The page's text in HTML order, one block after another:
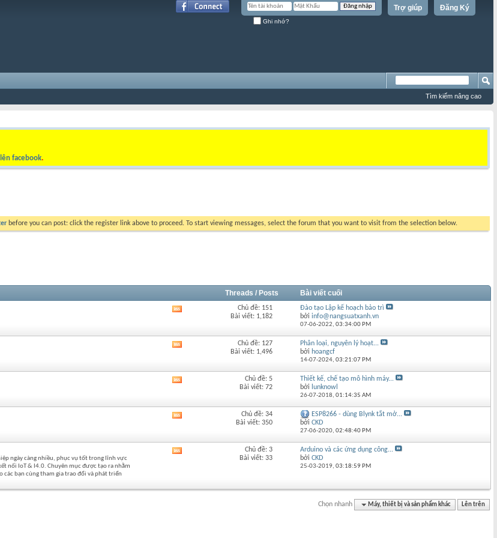
Đăng Ký
Trợ giúp
Ghi nhớ?
Tìm kiếm nâng cao
facebook.
before you can post: click the register link above to proceed. To start viewing messages, select the forum that you want to visit from the selection below.
Threads / Posts Bài viết cuối
diễn
Chủ đề: 151
Bài viết: 1,182
Đào tạo Lập kế hoạch bảo trì
bởiinfo@nangsuatxanh.vn
07-06-2022,03:34:00 PM
diễn
Chủ đề: 127
Bài viết: 1,496
Phân loại, nguyên lý hoạt...
bởi hoangcf
14-07-2024,03:21:07 PM
diễn
Chủ đề: 5
Bài viết: 72
Thiết kế, chế tạo mô hình máy...
bởi lunknowl
26-07-2018,01:14:35 AM
diễn
Chủ đề: 34
Bài viết: 350
ESP8266 - dùng Blynk tắt mở...
bởiCKD
27-06-2020,02:48:40 PM
ngày càng nhiều, phục vụ tốt trong lĩnh vực
nối IoT & I4.0. Chuyên mục được tạo ra nhằm
các bạn cùng tham gia trao đổi và phát triển
đàn
Chủ đề: 3
Bài viết: 33
Arduino và các ứng dụng công...
bởiCKD
25-03-2019,03:18:59 PM
Chọn nhanh Máy, thiết bị và sản phẩm khác Lên trên